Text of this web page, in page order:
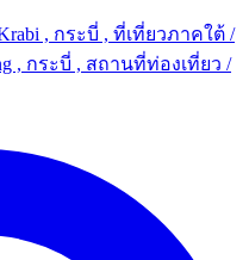
, กระบี่ , ที่เที่ยวภาคใต้ /
, กระบี่ , สถานที่ท่องเที่ยว /